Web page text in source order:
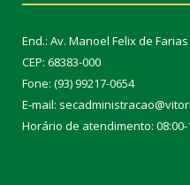
End.: Av. Manoel Felix de
CEP: 68383-000
Fone: (93) 99217-0654
E-mail:
Horário de atendimento: 08:00-